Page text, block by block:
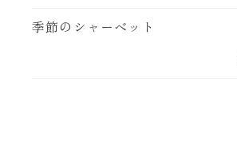
季節のシャーベット